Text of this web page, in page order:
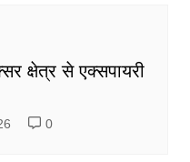
क्षेत्र से एक्सपायरी
0